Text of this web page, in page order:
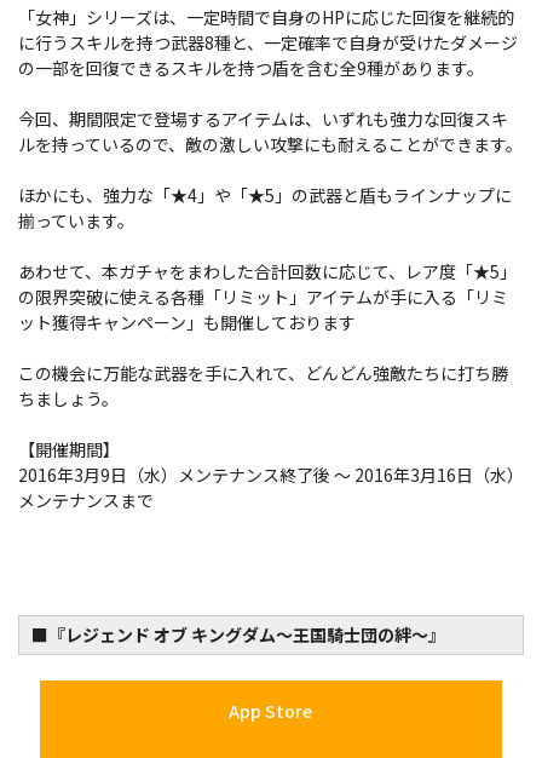
「女神」シリーズは、一定時間で自身のHPに応じた回復を継続的
に行うスキルを持つ武器8種と、一定確率で自身が受けたダメージ
の一部を回復できるスキルを持つ盾を含む全9種があります。
今回、期間限定で登場するアイテムは、いずれも強力な回復スキ
ルを持っているので、敵の激しい攻撃にも耐えることができます。
ほかにも、強力な「★4」や「★5」の武器と盾もラインナップに
揃っています。
あわせて、本ガチャをまわした合計回数に応じて、レア度「★5」
の限界突破に使える各種「リミット」アイテムが手に入る「リミ
ット獲得キャンペーン」も開催しております
この機会に万能な武器を手に入れて、どんどん強敵たちに打ち勝
ちましょう。
【開催期間】
2016年3月9日（水）メンテナンス終了後 ～ 2016年3月16日（水）
メンテナンスまで
■『レジェンド オブ キングダム～王国騎士団の絆～』
App Store